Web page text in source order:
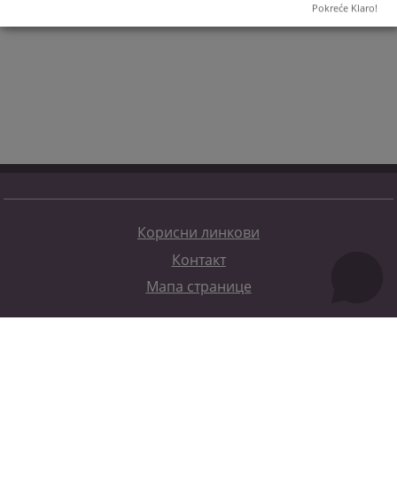
Корисни линкови
Контакт
Мапа странице
Pokreće Klaro!